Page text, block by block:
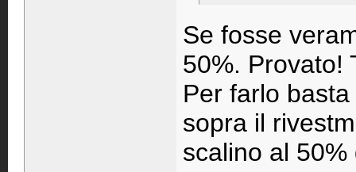
Se fosse
50%. Provato!
Per farlo
sopra il
scalino al